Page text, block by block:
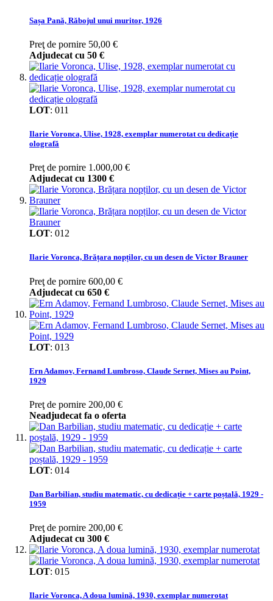
Sașa Pană, Răbojul unui muritor, 1926
Preţ de pornire 50,00 €
Adjudecat cu 50 €
LOT: 011
Ilarie Voronca, Ulise, 1928, exemplar numerotat cu dedicație
olografă
Preţ de pornire 1.000,00 €
Adjudecat cu 1300 €
LOT: 012
Ilarie Voronca, Brățara nopților, cu un desen de Victor Brauner
Preţ de pornire 600,00 €
Adjudecat cu 650 €
LOT: 013
Ern Adamov, Fernand Lumbroso, Claude Sernet, Mises au Point,
1929
Preţ de pornire 200,00 €
Neadjudecat fa o oferta
LOT: 014
Dan Barbilian, studiu matematic, cu dedicație + carte poștală, 1929 -
1959
Preţ de pornire 200,00 €
Adjudecat cu 300 €
LOT: 015
Ilarie Voronca, A doua lumină, 1930, exemplar numerotat